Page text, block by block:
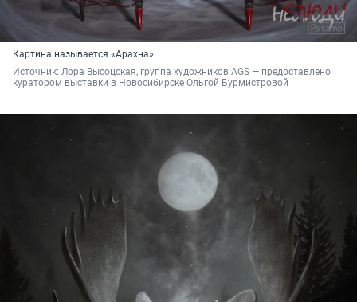
Картина называется «Арахна»
Источник: Лора Высоцская, группа художников AGS — предоставлено
куратором выставки в Новосибирске Ольгой Бурмистровой